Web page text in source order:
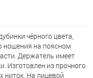
чёрного цвета,
ношения на поясном
Держатель имеет
Изготовлен из прочного
ниток. На лицевой